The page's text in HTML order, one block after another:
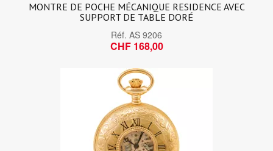
MONTRE DE POCHE MÉCANIQUE RESIDENCE AVEC
SUPPORT DE TABLE DORÉ
Réf. AS 9206
CHF 168,00